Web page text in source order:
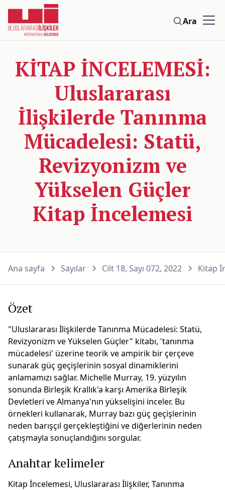
Ara
KİTAP İNCELEMESİ:
Uluslararası
İlişkilerde Tanınma
Mücadelesi: Statü,
Revizyonizm ve
Yükselen Güçler
Kitap İncelemesi
Ana sayfa Sayılar Cilt 18, Sayı 072, 2022 Kitap
Özet
"Uluslararası İlişkilerde Tanınma Mücadelesi: Statü,
Revizyonizm ve Yükselen Güçler" kitabı, 'tanınma
mücadelesi' üzerine teorik ve ampirik bir çerçeve
sunarak güç geçişlerinin sosyal dinamiklerini
anlamamızı sağlar. Michelle Murray, 19. yüzyılın
sonunda Birleşik Krallık'a karşı Amerika Birleşik
Devletleri ve Almanya'nın yükselişini inceler. Bu
örnekleri kullanarak, Murray bazı güç geçişlerinin
neden barışçıl gerçekleştiğini ve diğerlerinin neden
çatışmayla sonuçlandığını sorgular.
Anahtar kelimeler
Kitap İncelemesi, Uluslararası İlişkiler, Tanınma